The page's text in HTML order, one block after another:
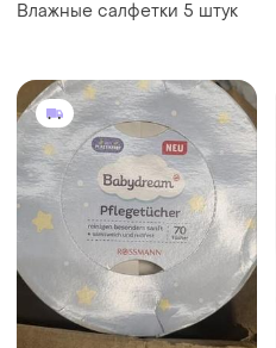
Влажные салфетки 5 штук